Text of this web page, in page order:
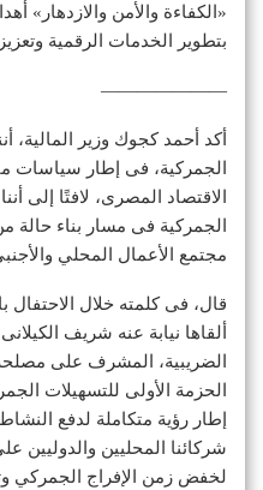
«الكفاءة والأمن والازدهار»
بتطوير الخدمات الرقمية وتعزيز
———————
أكد أحمد كجوك وزير المالية،
الجمركية، فى إطار سياسات
الاقتصاد المصرى، لافتًا إلى
الجمركية فى مسار بناء حالة
مجتمع الأعمال المحلي
قال، فى كلمته خلال الاحتفال
ألقاها نيابة عنه شريف
الضريبية، المشرف على
الحزمة الأولى للتسهيلات
إطار رؤية متكاملة لدفع
شركائنا المحليين والدوليين
لخفض زمن الإفراج الجمركي